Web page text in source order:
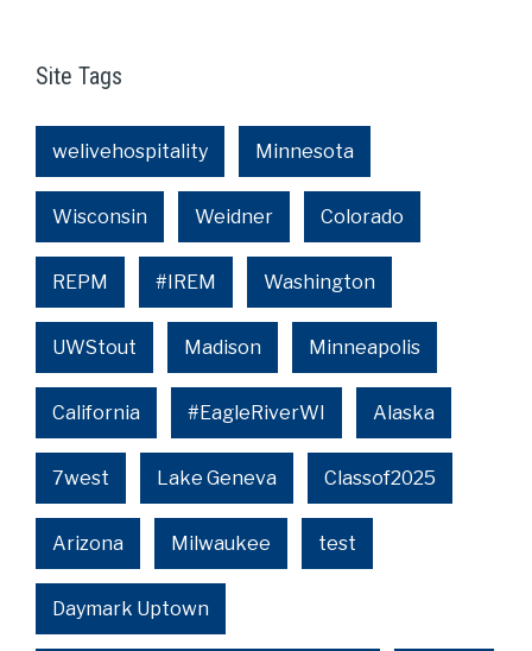
Site Tags
welivehospitality Minnesota
Wisconsin Weidner Colorado
REPM #IREM Washington
UWStout Madison Minneapolis
California #EagleRiverWI Alaska
7west Lake Geneva Classof2025
Arizona Milwaukee test
Daymark Uptown